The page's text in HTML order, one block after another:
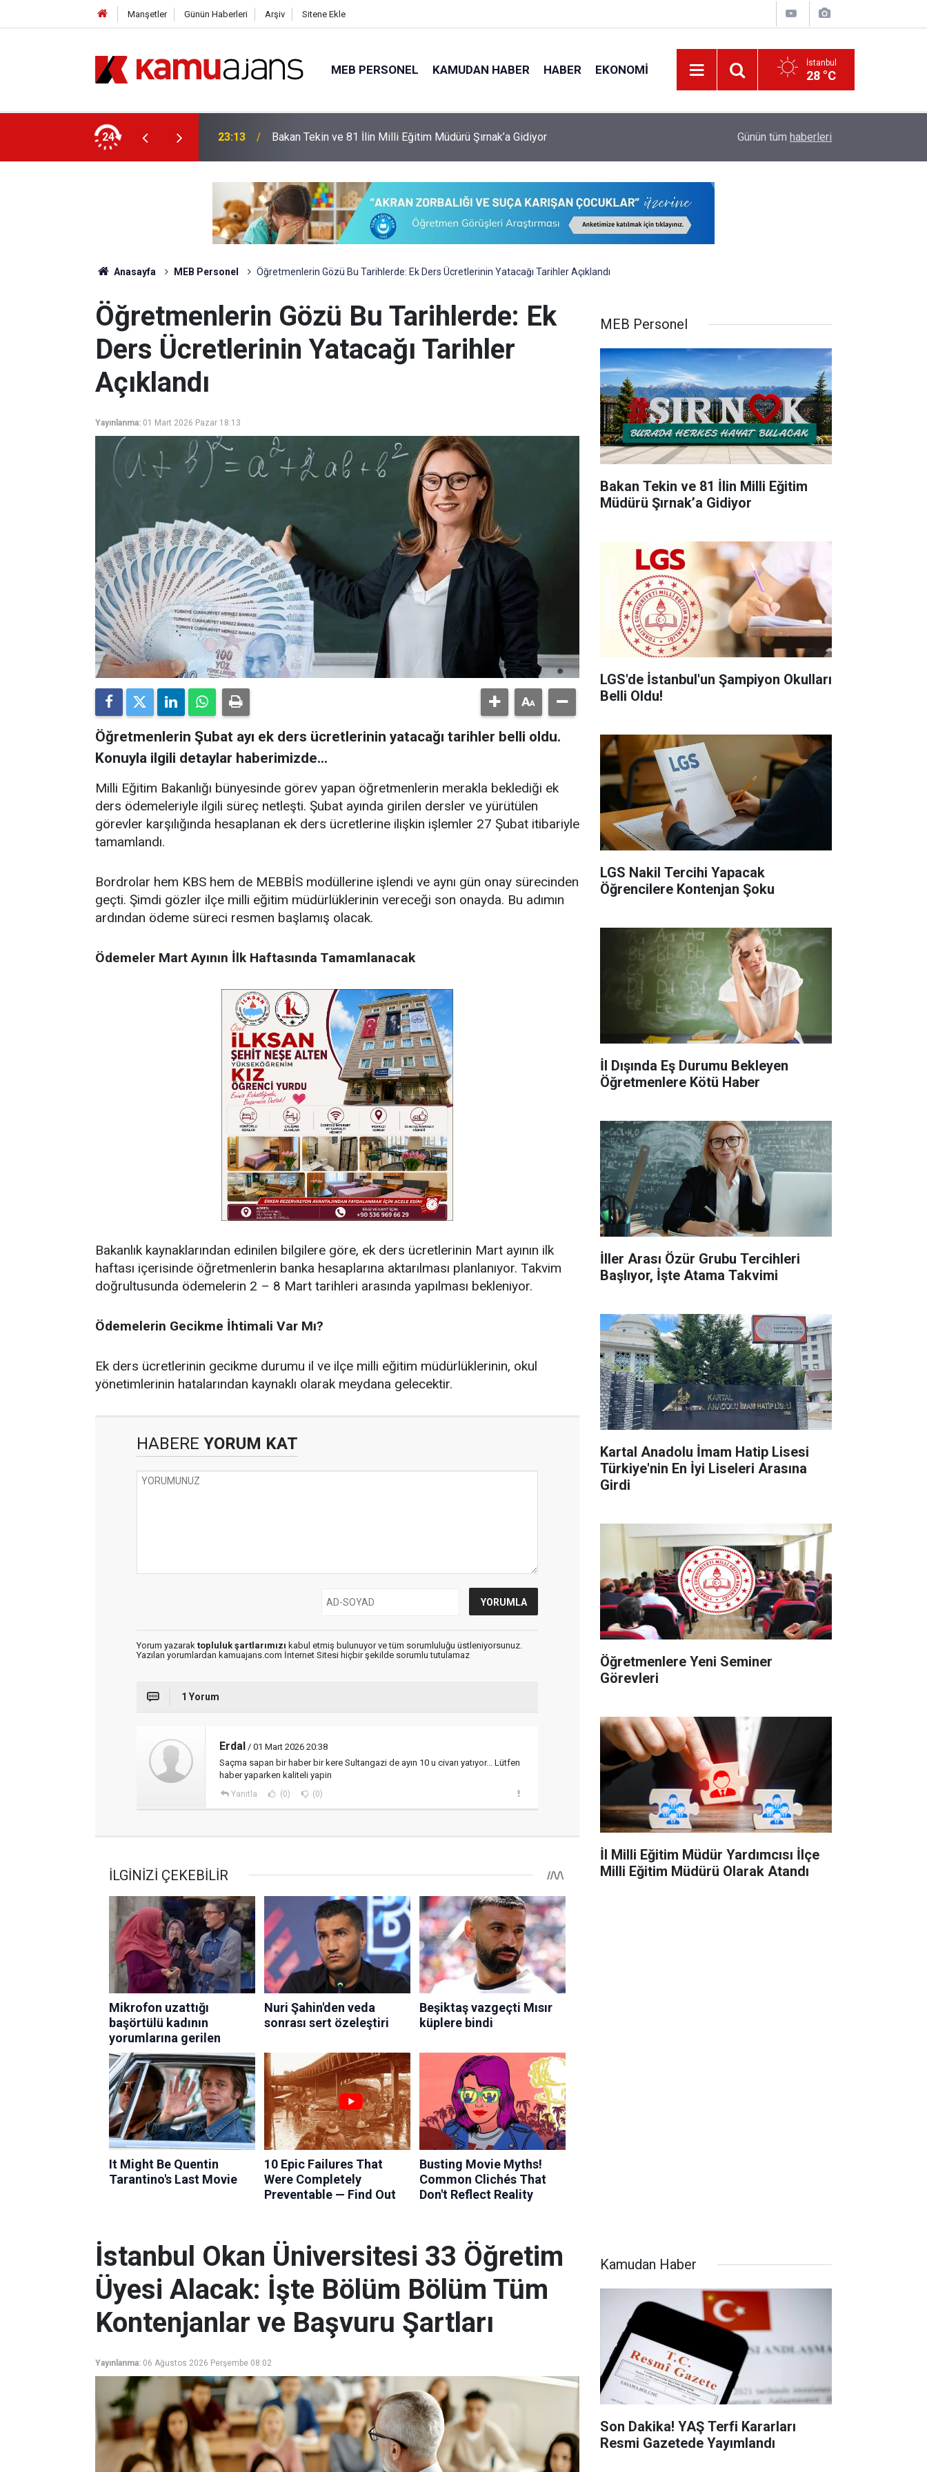
Manşetler Günün Haberleri Arşiv Sitene Ekle
MEB PERSONEL KAMUDAN HABER HABER EKONOMI İstanbul
28 °C
24
Üyesi Alacak: İşte Bölüm Bölüm Tüm
23:13 Bakan Tekin ve 81 İlin Milli Eğitim Müdürü Şırnak’a Gidiyor LGS'de İstanbul'un Şampiyon Okulları Belli Oldu!
Günün tüm haberleri
Anasayfa MEB Personel Öğretmenlerin Gözü Bu Tarihlerde: Ek Ders Ücretlerinin Yatacağı Tarihler Açıklandı
Öğretmenlerin Gözü Bu Tarihlerde: Ek
Ders Ücretlerinin Yatacağı Tarihler
Açıklandı
Yayınlanma: 01 Mart 2026 Pazar 18:13
Öğretmenlerin Şubat ayı ek ders ücretlerinin yatacağı tarihler belli oldu.
Konuyla ilgili detaylar haberimizde...
Milli Eğitim Bakanlığı bünyesinde görev yapan öğretmenlerin merakla beklediği ek
ders ödemeleriyle ilgili süreç netleşti. Şubat ayında girilen dersler ve yürütülen
görevler karşılığında hesaplanan ek ders ücretlerine ilişkin işlemler 27 Şubat itibariyle
tamamlandı.
Bordrolar hem KBS hem de MEBBİS modüllerine işlendi ve aynı gün onay sürecinden
geçti. Şimdi gözler ilçe milli eğitim müdürlüklerinin vereceği son onayda. Bu adımın
ardından ödeme süreci resmen başlamış olacak.
Ödemeler Mart Ayının İlk Haftasında Tamamlanacak
Bakanlık kaynaklarından edinilen bilgilere göre, ek ders ücretlerinin Mart ayının ilk
haftası içerisinde öğretmenlerin banka hesaplarına aktarılması planlanıyor. Takvim
doğrultusunda ödemelerin 2 – 8 Mart tarihleri arasında yapılması bekleniyor.
Ödemelerin Gecikme İhtimali Var Mı?
Ek ders ücretlerinin gecikme durumu il ve ilçe milli eğitim müdürlüklerinin, okul
yönetimlerinin hatalarından kaynaklı olarak meydana gelecektir.
HABERE YORUM KAT
Yorum yazarak topluluk şartlarımızı kabul etmiş bulunuyor ve tüm sorumluluğu üstleniyorsunuz.
Yazılan yorumlardan kamuajans.com İnternet Sitesi hiçbir şekilde sorumlu tutulamaz
1 Yorum
Erdal / 01 Mart 2026 20:38
Saçma sapan bir haber bir kere Sultangazi de ayın 10 u civarı yatıyor... Lütfen
haber yaparken kaliteli yapin
Yanıtla (0) (0)
MEB Personel
Bakan Tekin ve 81 İlin Milli Eğitim
Müdürü Şırnak’a Gidiyor
LGS'de İstanbul'un Şampiyon Okulları
Belli Oldu!
LGS Nakil Tercihi Yapacak
Öğrencilere Kontenjan Şoku
İl Dışında Eş Durumu Bekleyen
Öğretmenlere Kötü Haber
İller Arası Özür Grubu Tercihleri
Başlıyor, İşte Atama Takvimi
Kartal Anadolu İmam Hatip Lisesi
Türkiye'nin En İyi Liseleri Arasına
Girdi
Öğretmenlere Yeni Seminer
Görevleri
İl Milli Eğitim Müdür Yardımcısı İlçe
Milli Eğitim Müdürü Olarak Atandı
İstanbul Okan Üniversitesi 33 Öğretim
Üyesi Alacak: İşte Bölüm Bölüm Tüm
Kontenjanlar ve Başvuru Şartları
Yayınlanma: 06 Ağustos 2026 Perşembe 08:02
Kamudan Haber
Son Dakika! YAŞ Terfi Kararları
Resmi Gazetede Yayımlandı